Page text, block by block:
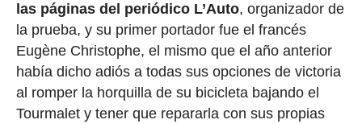
las páginas del periódico L’Auto, organizador de
la prueba, y su primer portador fue el francés
Eugène Christophe, el mismo que el año anterior
había dicho adiós a todas sus opciones de victoria
al romper la horquilla de su bicicleta bajando el
Tourmalet y tener que repararla con sus propias